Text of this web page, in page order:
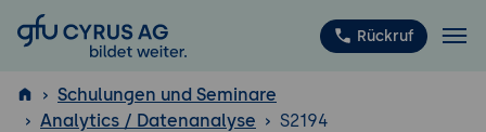
GFU Cyrus AG Rückruf
Schulungen und Seminare
Analytics / Datenanalyse
S2194